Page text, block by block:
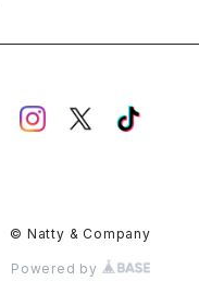
© Natty & Company
Powered by